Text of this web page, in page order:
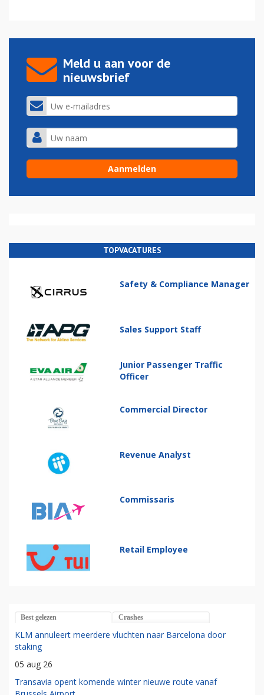
Meld u aan voor de
nieuwsbrief
TOPVACATURES
Safety & Compliance Manager
Sales Support Staff
Junior Passenger Traffic
Officer
Commercial Director
Revenue Analyst
Commissaris
Retail Employee
Best gelezen Crashes
KLM annuleert meerdere vluchten naar Barcelona door
staking
05 aug 26
Transavia opent komende winter nieuwe route vanaf